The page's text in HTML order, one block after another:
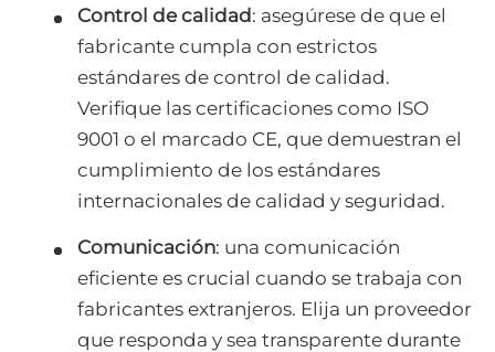
Control de calidad: asegúrese de que el
fabricante cumpla con estrictos
estándares de control de calidad.
Verifique las certificaciones como ISO
9001 o el marcado CE, que demuestran el
cumplimiento de los estándares
internacionales de calidad y seguridad.
Comunicación: una comunicación
eficiente es crucial cuando se trabaja con
fabricantes extranjeros. Elija un proveedor
que responda y sea transparente durante